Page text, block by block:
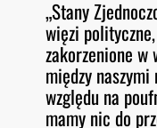
„Stany
więzi
zakorzenione
między
względu na
mamy nic do